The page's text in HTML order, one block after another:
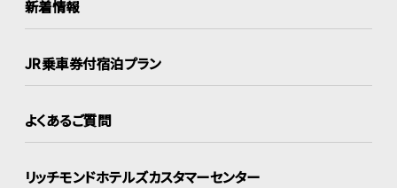
新着情報
JR乗車券付宿泊プラン
よくあるご質問
リッチモンドホテルズカスタマーセンター